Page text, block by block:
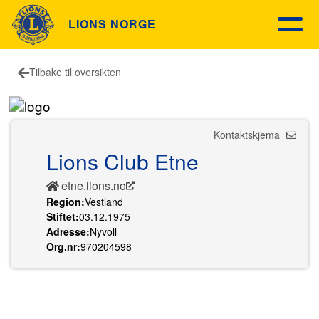
LIONS NORGE
Tilbake til oversikten
Kontaktskjema
Lions Club Etne
etne.lions.no
Region:Vestland
Stiftet:03.12.1975
Adresse:Nyvoll
Org.nr:970204598